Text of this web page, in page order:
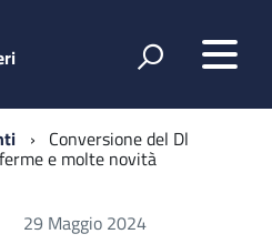
Conversione del Dl
e molte novità
29 Maggio 2024